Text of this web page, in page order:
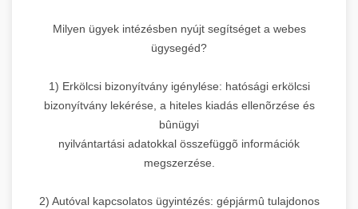
Milyen ügyek intézésben nyújt segítséget a webes
ügysegéd?
1) Erkölcsi bizonyítvány igénylése: hatósági erkölcsi
bizonyítvány lekérése, a hiteles kiadás ellenõrzése és
bûnügyi
nyilvántartási adatokkal összefüggõ információk
megszerzése.
2) Autóval kapcsolatos ügyintézés: gépjármû tulajdonos